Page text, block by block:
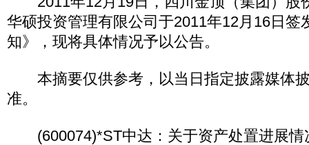
华硕投资管理有限公司于2011年12月16日签
知》，现将具体情况予以公告。
本摘要仅供参考，以当日指定披露媒体
准。
(600074)*ST中达：关于资产处置进展情